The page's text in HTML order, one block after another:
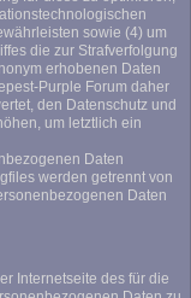
sowie (4) um
die zur Strafverfolgung
erhobenen Daten
Purple Forum daher
den Datenschutz und
um letztlich ein
Daten
werden getrennt von
Daten
Internetseite des für die